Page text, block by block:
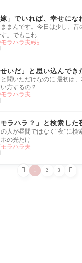
」でいれば、幸せにな
まんです。今日は少し、
。でもこれ
モラハラ夫 姑
せいだ」と思い込んでき
と聞いただけなのに 最初は
方するの？
モラハラ夫
モラハラ？」と検索した
人が昼間ではなく“夜”に
の光だけ
モラハラ夫
 1 2 3 